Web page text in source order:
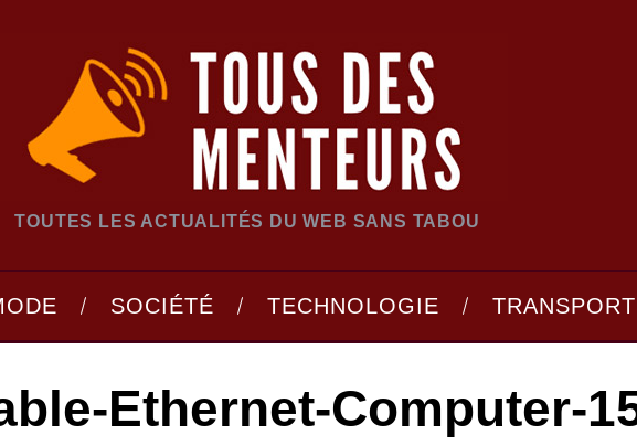
TOUTES LES ACTUALITÉS DU WEB SANS TABOU
SOCIÉTÉ TECHNOLOGIE
Ethernet-Computer-